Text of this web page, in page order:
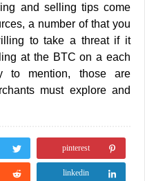
and selling tips come
a number of that you
to take a threat if it
at the BTC on a each
to mention, those are
must explore and
pinterest
linkedin